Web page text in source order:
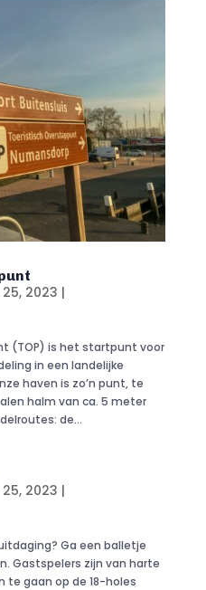
2023 |
(TOP) is het startpunt voor
in een landelijke
haven is zo’n punt, te
halm van ca. 5 meter
de...
2023 |
Ga een balletje
Gastspelers zijn van harte
te gaan op de 18-holes